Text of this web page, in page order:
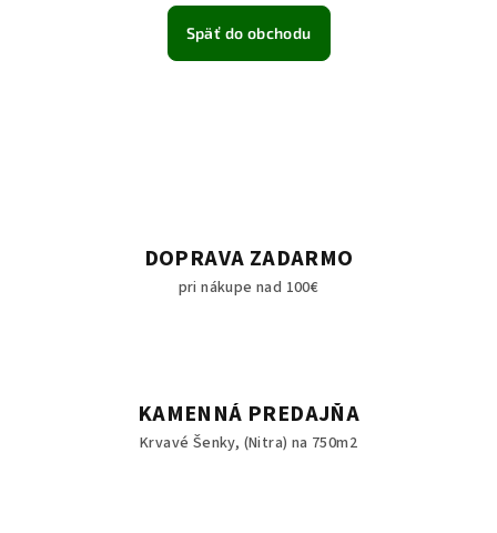
Späť do obchodu
DOPRAVA ZADARMO
pri nákupe nad 100€
KAMENNÁ PREDAJŇA
Krvavé Šenky, (Nitra) na 750m2